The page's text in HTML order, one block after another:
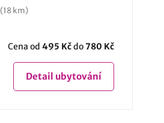
(18 km)
Cena od 495 Kčdo780 Kč
Detail ubytování